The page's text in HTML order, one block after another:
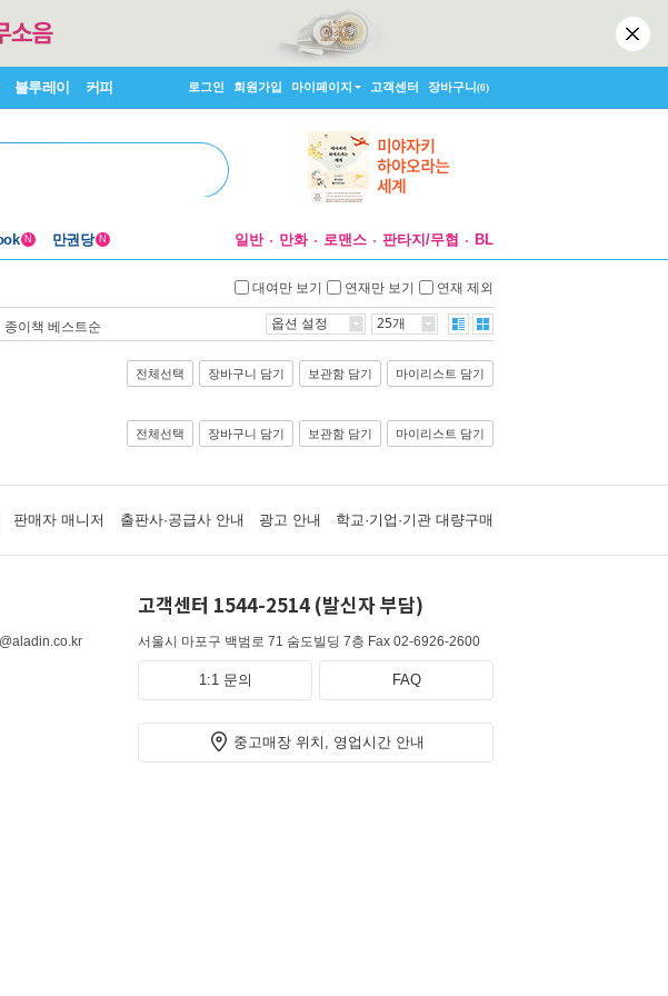
블루레이 커피 로그인 회원가입 마이페이지 고객센터 장바구니(0)
N 만권당 N 일반 만화 로맨스 판타지/무협 BL
대여만 보기 연재만 보기 연재 제외
종이책 베스트순 옵션 설정 25개
전체선택 장바구니 담기 보관함 담기 마이리스트 담기
전체선택 장바구니 담기 보관함 담기 마이리스트 담기
판매자 매니저 출판사·공급사 안내 광고 안내 학교·기업·기관 대량구매
고객센터 1544-2514 (발신자 부담)
서울시 마포구 백범로 71 숨도빌딩 7층 Fax 02-6926-2600
1:1 문의 FAQ
중고매장 위치, 영업시간 안내